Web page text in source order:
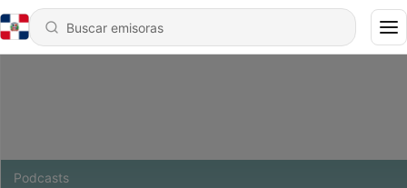
Podcasts